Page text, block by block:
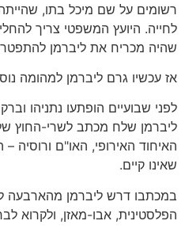
לחייה. היועץ המשפטי צריך
שהיה מכריח את ליברמן
אז עכשיו גרם ליברמן למהומה
לפני שבועיים הופתעו נתניהו
ליברמן שלח מכתב לשרי-החוץ
האיחוד האירופי, האו"ם
שאינו קיים.
במכתבו דרש ליברמן מהארבעה
הפלסטינית, אבו-מאזן, ולקרוא